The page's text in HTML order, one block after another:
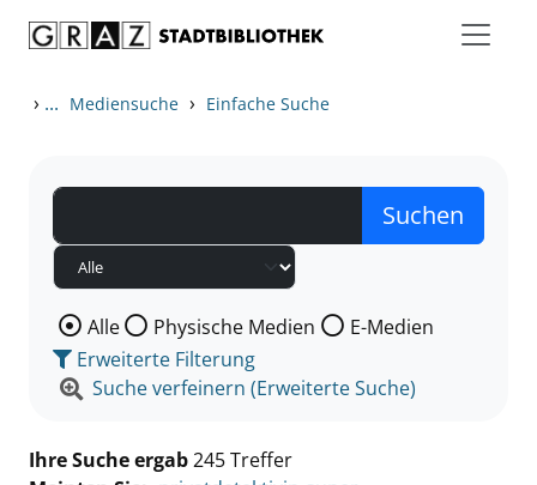
› ... Mediensuche › Einfache Suche
Wählen Sie die Medienart nach der Sie suchen wollen.
Alle Physische Medien
E-Medien
Erweiterte Filterung
Suche verfeinern (Erweiterte Suche)
Ihre Suche ergab245 Treffer